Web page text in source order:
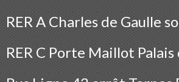
RER A Charles de Gaulle
RER C Porte Maillot Palais